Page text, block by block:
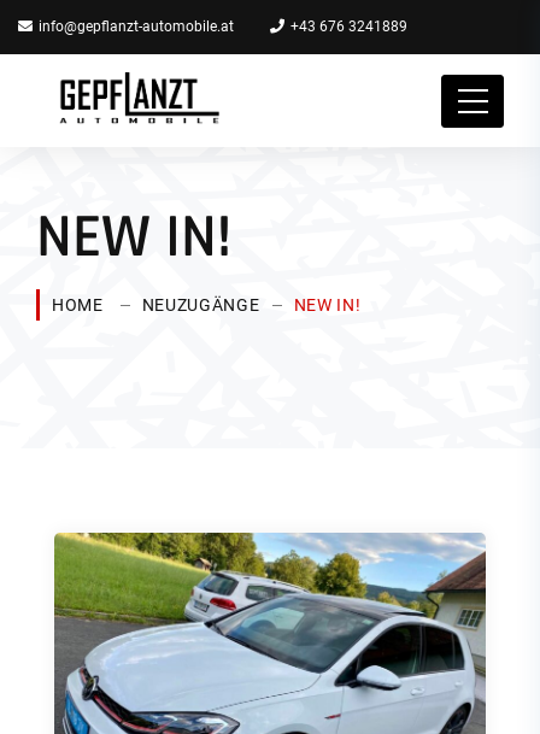
info@gepflanzt-automobile.at +43 676 3241889
NEW IN!
HOME NEUZUGÄNGE NEW IN!